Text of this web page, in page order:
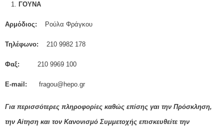
1. ΓΟΥΝΑ
Αρμόδιος: Ρούλα Φράγκου
Τηλέφωνο: 210 9982 178
Φαξ: 210 9969 100
Ε-mail: fragou@hepo.gr
Για περισσότερες πληροφορίες καθώς επίσης γαι την Πρόσκληση,
την Αίτηση και τον Κανονισμό Συμμετοχής επισκευθείτε την